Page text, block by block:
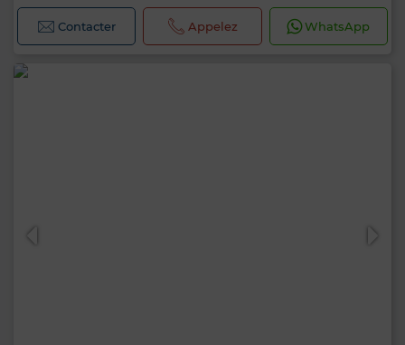
Contacter Appelez WhatsApp